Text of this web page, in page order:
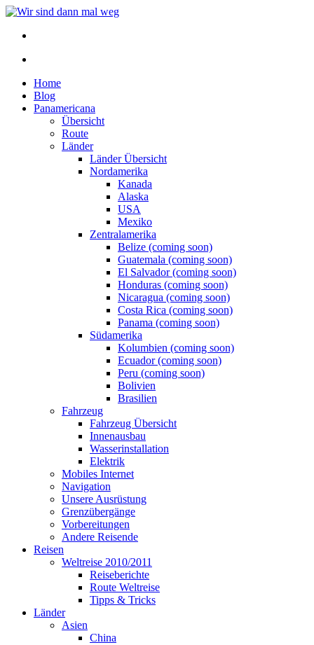
Home
Blog
Panamericana
Übersicht
Route
Länder
Länder Übersicht
Nordamerika
Kanada
Alaska
USA
Mexiko
Zentralamerika
Belize (coming soon)
Guatemala (coming soon)
El Salvador (coming soon)
Honduras (coming soon)
Nicaragua (coming soon)
Costa Rica (coming soon)
Panama (coming soon)
Südamerika
Kolumbien (coming soon)
Ecuador (coming soon)
Peru (coming soon)
Bolivien
Brasilien
Fahrzeug
Fahrzeug Übersicht
Innenausbau
Wasserinstallation
Elektrik
Mobiles Internet
Navigation
Unsere Ausrüstung
Grenzübergänge
Vorbereitungen
Andere Reisende
Reisen
Weltreise 2010/2011
Reiseberichte
Route Weltreise
Tipps & Tricks
Länder
Asien
China